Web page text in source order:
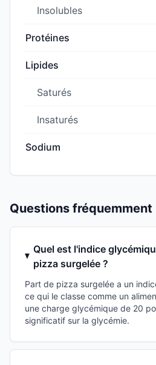
Insolubles
Protéines
Lipides
Saturés
Insaturés
Sodium
Questions fréquemment
Quel est l'indice
pizza surgelée ?
Part de pizza surgelée a un
ce qui le classe comme un
une charge glycémique de 20
significatif sur la glycémie.